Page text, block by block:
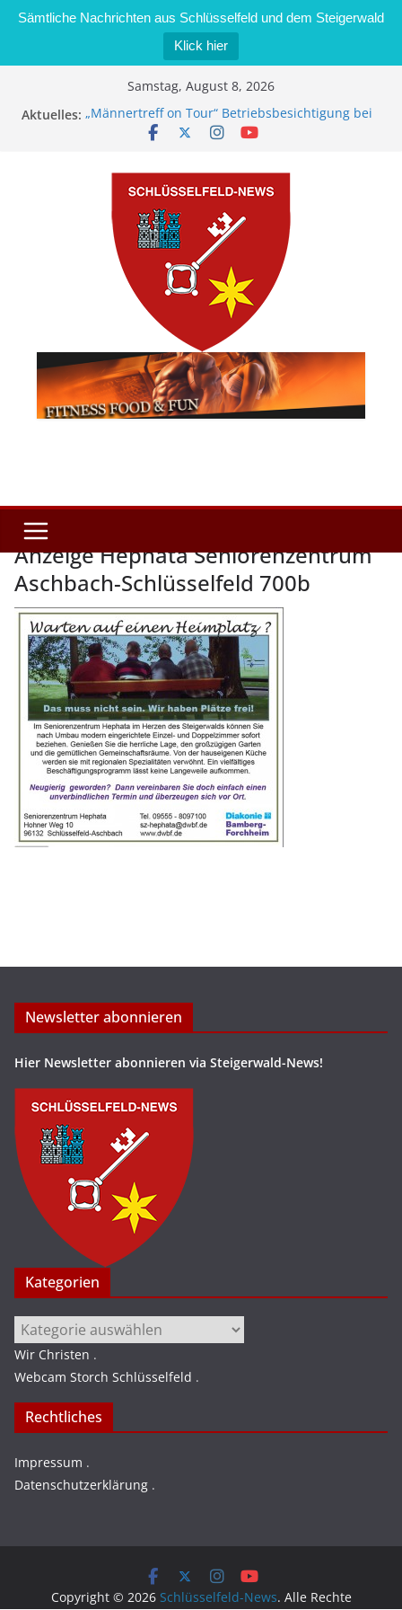
Sämtliche Nachrichten aus Schlüsselfeld und dem Steigerwald
Klick hier
Samstag, August 8, 2026
Aktuelles: „Männertreff on Tour“ Betriebsbesichtigung bei
der Schreinerei Zimmermann GmbH
Brand in Sägewerk in Bernroth schnell unter
Kontrolle
Stadt Schlüsselfeld bietet Online-Anmeldung für
Kindergartenplätze an
Dieseldiebstahl im Wert von 600 Euro
Anzeige Hephata Seniorenzentrum
Aschbach-Schlüsselfeld 700b
Newsletter abonnieren
Hier Newsletter abonnieren via Steigerwald-News!
Kategorien
Kategorien
Wir Christen .
Webcam Storch Schlüsselfeld .
Rechtliches
Impressum .
Datenschutzerklärung .
Copyright © 2026 Schlüsselfeld-News. Alle Rechte